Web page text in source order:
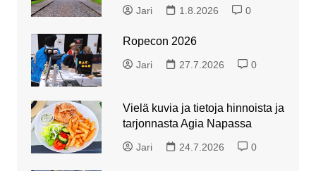
Jari 1.8.2026 0
Ropecon 2026
Jari 27.7.2026 0
Vielä kuvia ja tietoja hinnoista ja
tarjonnasta Agia Napassa
Jari 24.7.2026 0